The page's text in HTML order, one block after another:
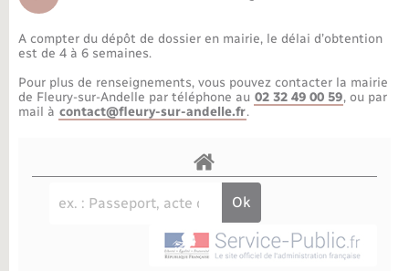
Parrainage civil
Recensement militaire
Petite enfance
Info jeunes
Associations
Bornes de recharge électrique
Travaux - Autorisation d’occupation de l’espace
public
Publications
Agenda
La Communauté de communes
A compter du dépôt de dossier en mairie, le délai d’obtention
est de 4 à 6 semaines.
Pour plus de renseignements, vous pouvez contacter la mairie
de Fleury-sur-Andelle par téléphone au 02 32 49 00 59, ou par
mail à contact@fleury-sur-andelle.fr.